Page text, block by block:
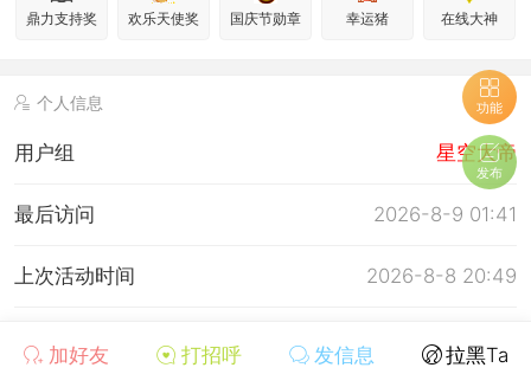
加好友 打招呼 发信息 拉黑Ta
鼎力支持奖 欢乐天使奖 国庆节勋章 幸运猪 在线大神
个人信息
用户组 星空大帝
2026-8-9 01:41
最后访问
2026-8-8 20:49
上次活动时间
功能
发布